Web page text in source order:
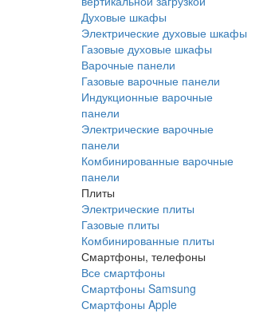
Духовые шкафы
Электрические духовые шкафы
Газовые духовые шкафы
Варочные панели
Газовые варочные панели
Индукционные варочные
панели
Электрические варочные
панели
Комбинированные варочные
панели
Плиты
Электрические плиты
Газовые плиты
Комбинированные плиты
Смартфоны, телефоны
Все смартфоны
Смартфоны Samsung
Смартфоны Apple